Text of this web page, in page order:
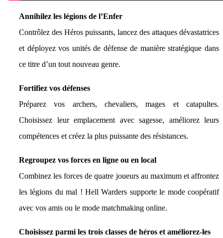
Annihilez les légions de l’Enfer
Contrôlez des Héros puissants, lancez des attaques dévastatrices
et déployez vos unités de défense de manière stratégique dans
ce titre d’un tout nouveau genre.
Fortifiez vos défenses
Préparez vos archers, chevaliers, mages et catapultes.
Choisissez leur emplacement avec sagesse, améliorez leurs
compétences et créez la plus puissante des résistances.
Regroupez vos forces en ligne ou en local
Combinez les forces de quatre joueurs au maximum et affrontez
les légions du mal ! Hell Warders supporte le mode coopératif
avec vos amis ou le mode matchmaking online.
Choisissez parmi les trois classes de héros et améliorez-les